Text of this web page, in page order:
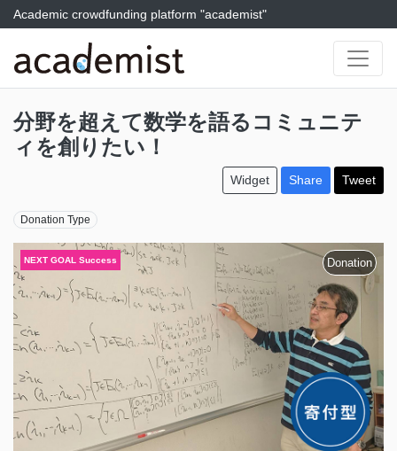
Academic crowdfunding platform "academist"
分野を超えて数学を語るコミュニテ
ィを創りたい！
Widget Share Tweet
Donation Type